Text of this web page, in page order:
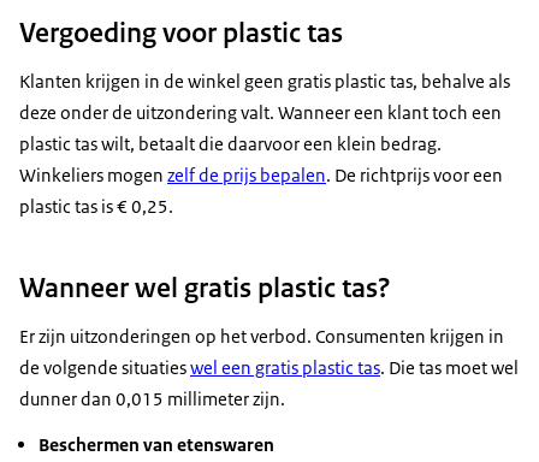
Vergoeding voor plastic tas
Klanten krijgen in de winkel geen gratis plastic tas, behalve als
deze onder de uitzondering valt. Wanneer een klant toch een
plastic tas wilt, betaalt die daarvoor een klein bedrag.
Winkeliers mogen zelf de prijs bepalen. De richtprijs voor een
plastic tas is € 0,25.
Wanneer wel gratis plastic tas?
Er zijn uitzonderingen op het verbod. Consumenten krijgen in
de volgende situatieswel een gratis plastic tas. Die tas moet wel
dunner dan 0,015 millimeter zijn.
Beschermen van etenswaren